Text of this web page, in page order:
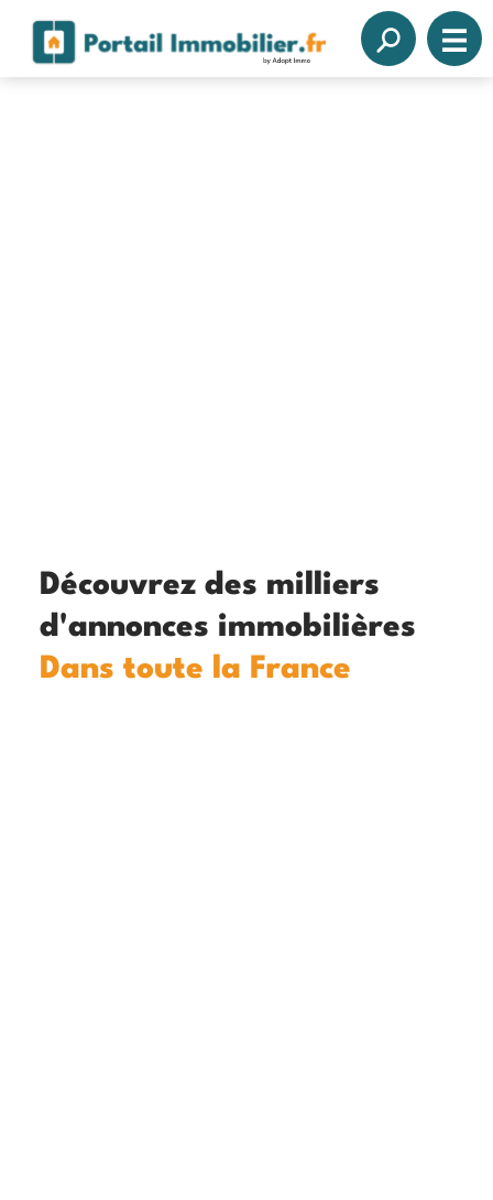
Découvrez des milliers
d'annonces immobilières
Dans toute la France